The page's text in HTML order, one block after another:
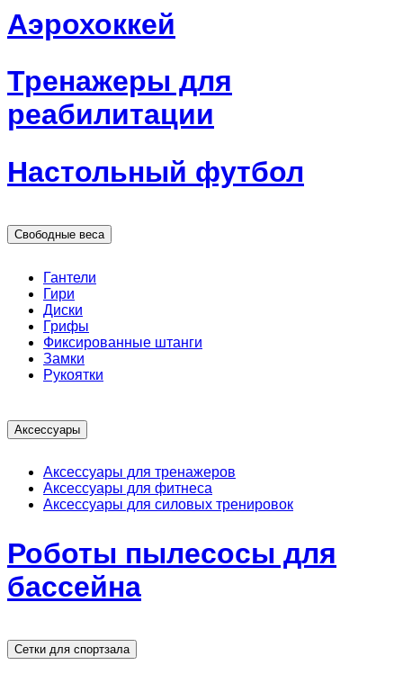
Аэрохоккей
Тренажеры для
реабилитации
Настольный футбол
Свободные веса
Гантели
Гири
Диски
Грифы
Фиксированные штанги
Замки
Рукоятки
Аксессуары
Аксессуары для тренажеров
Аксессуары для фитнеса
Аксессуары для силовых тренировок
Роботы пылесосы для
бассейна
Сетки для спортзала